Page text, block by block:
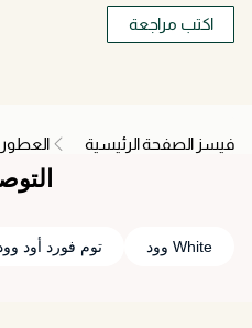
اكتب مراجعة
فيسز الصفحة الرئيسية العطور
White وود توم فورد أود وود